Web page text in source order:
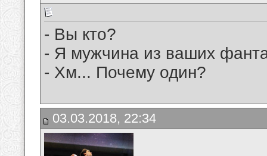
- Вы кто?
- Я мужчина из ваших
- Хм... Почему один?
03.03.2018, 22:34